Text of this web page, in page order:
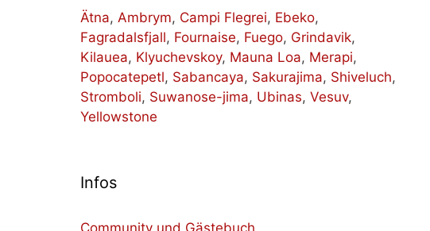
Ätna, Ambrym, Campi Flegrei, Ebeko,
Fagradalsfjall, Fournaise, Fuego, Grindavik,
Kilauea, Klyuchevskoy, Mauna Loa, Merapi,
Popocatepetl, Sabancaya, Sakurajima, Shiveluch,
Stromboli, Suwanose-jima, Ubinas, Vesuv,
Yellowstone
Infos
Community und Gästebuch